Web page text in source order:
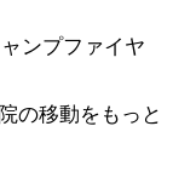
ンプファイヤ
の移動をもっと